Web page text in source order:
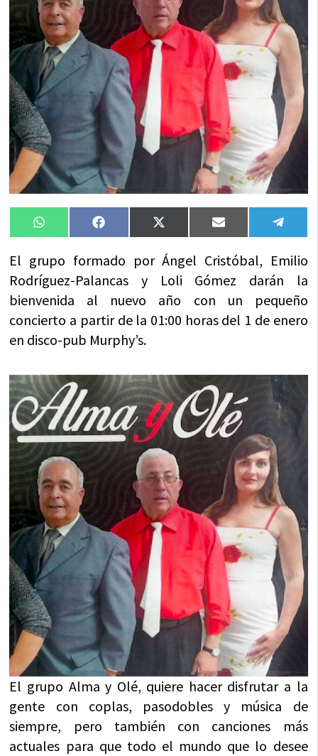
Compartir
en
WhatsAppCompartir
en
FacebookCompartir
en
X
(Twitter)
Compartir
en
Email
en
El grupo formado por Ángel Cristóbal, Emilio
Rodríguez-Palancas y Loli Gómez darán la
bienvenida al nuevo año con un pequeño
concierto a partir de la 01:00 horas del 1 de enero
en disco-pub Murphy’s.
El grupo Alma y Olé, quiere hacer disfrutar a la
gente con coplas, pasodobles y música de
siempre, pero también con canciones más
actuales para que todo el mundo que lo desee